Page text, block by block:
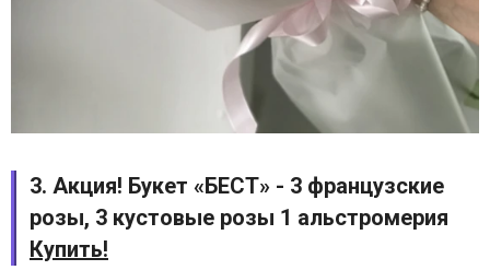
3. Акция! Букет «БЕСТ» - 3 французские
розы, 3 кустовые розы 1 альстромерия
Купить!